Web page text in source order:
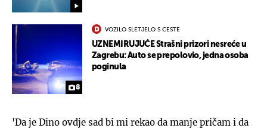
8
VOZILO SLETJELO S CESTE
UZNEMIRUJUĆE Strašni prizori nesreće u
Zagrebu: Auto se prepolovio, jedna osoba
poginula
'Da je Dino ovdje sad bi mi rekao da manje pričam i da